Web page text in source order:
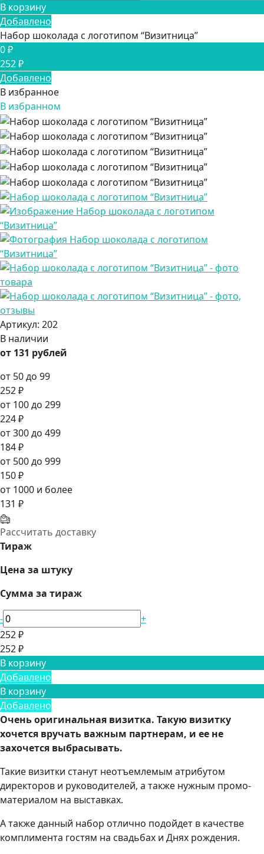
В корзину
Добавлено
Набор шоколада с логотипом “Визитница”
0 ₽
252 ₽
Добавлено
В избранное
В избранном
Артикул: 202
В наличии
от 131 рублей
от 50 до 99
252 ₽
от 100 до 299
224 ₽
от 300 до 499
184 ₽
от 500 до 999
150 ₽
от 1000 и более
131 ₽
Рассчитать доставку
Тираж
Цена за штуку
Сумма за тираж
-
+
252 ₽
252 ₽
В корзину
Добавлено
В корзину
Добавлено
Очень оригинальная визитка. Такую визитку
хочется вручать важным партнерам, и ее не
захочется выбрасывать.
Такие визитки станут неотъемлемым атрибутом
директоров и руководителей, а также нужным промо-
материалом на выставках.
А также данный набор отлично подойдет в качестве
комплимента гостям на свадьбах и Днях рождения.